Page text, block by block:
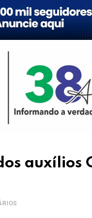
auxílios